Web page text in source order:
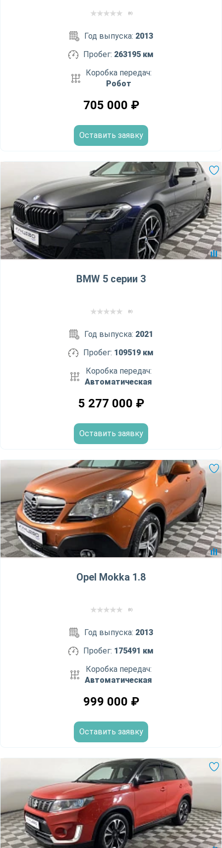
(0)
Год выпуска: 2013
Пробег: 263195 км
Коробка передач:
Робот
705 000 ₽
Оставить заявку
BMW 5 серии 3
(0)
Год выпуска: 2021
Пробег: 109519 км
Коробка передач:
Автоматическая
5 277 000 ₽
Оставить заявку
Opel Mokka 1.8
(0)
Год выпуска: 2013
Пробег: 175491 км
Коробка передач:
Автоматическая
999 000 ₽
Оставить заявку